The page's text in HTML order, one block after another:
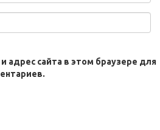
адрес сайта в этом браузере для